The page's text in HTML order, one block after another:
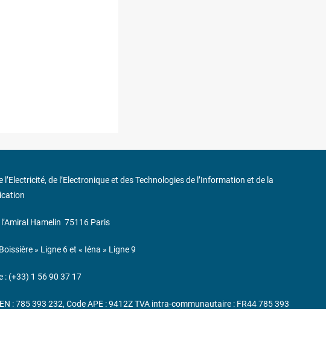
l’Electricité, de l’Electronique et des Technologies de l’Information et de la
Hamelin 75116 Paris
» Ligne 6 et « Iéna » Ligne 9
: (+33) 1 56 90 37 17
: 785 393 232, Code APE : 9412Z TVA intra-communautaire : FR44 785 393